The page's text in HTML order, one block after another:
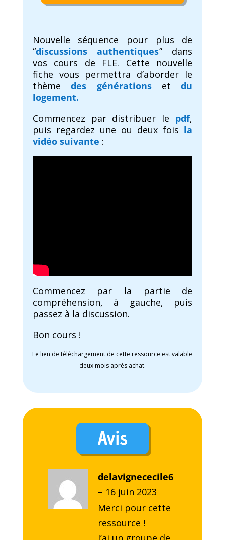
Nouvelle séquence pour plus de
“discussions authentiques” dans
vos cours de FLE. Cette nouvelle
fiche vous permettra d’aborder le
thèmedes générationsetdu
logement.
Commencez par distribuer le pdf,
puis regardez une ou deux fois la
vidéo suivante :
Commencez par la partie de
compréhension, à gauche, puis
passez à la discussion.
Bon cours !
Le lien de téléchargement de cette ressource est valable
deux mois après achat.
Avis
delavignececile6
– 16 juin 2023
Merci pour cette
ressource !